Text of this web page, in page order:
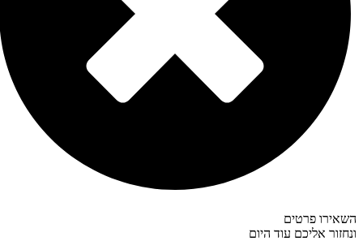
פרטים
אליכם עוד היום